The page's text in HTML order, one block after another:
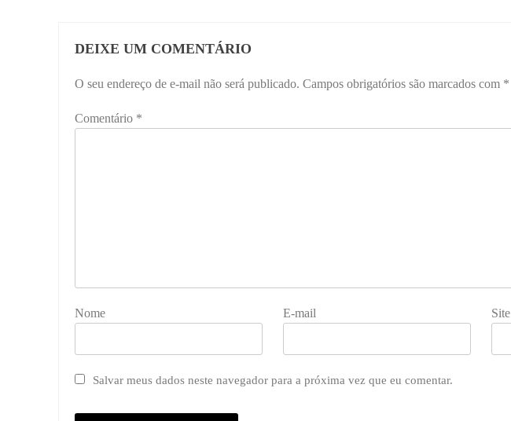
DEIXE UM COMENTÁRIO
O seu endereço de e-mail não será publicado. Campos obrigatórios são marcados com *
Comentário *
Nome E-mail Site
Salvar meus dados neste navegador para a próxima vez que eu comentar.